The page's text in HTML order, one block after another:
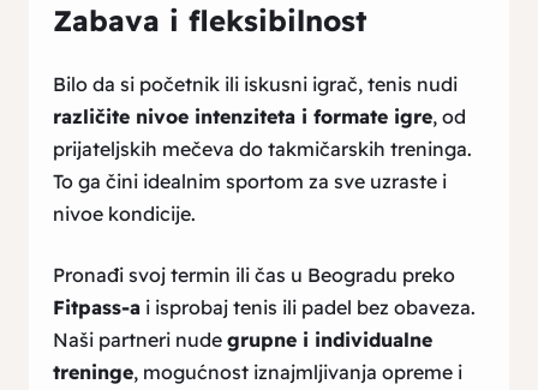
Zabava i fleksibilnost
Bilo da si početnik ili iskusni igrač, tenis nudi
različite nivoe intenziteta i formate igre, od
prijateljskih mečeva do takmičarskih treninga.
To ga čini idealnim sportom za sve uzraste i
nivoe kondicije.
Pronađi svoj termin ili čas u Beogradu preko
Fitpass-a i isprobaj tenis ili padel bez obaveza.
Naši partneri nude grupne i individualne
treninge, mogućnost iznajmljivanja opreme i